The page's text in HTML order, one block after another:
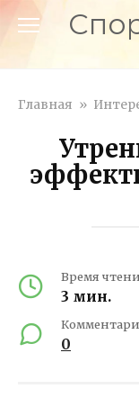
Главная »
Время
3 мин.
0